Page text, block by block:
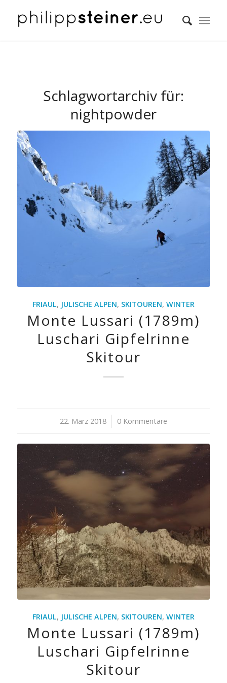
Schlagwortarchiv für:
nightpowder
FRIAUL, JULISCHE ALPEN, SKITOUREN, WINTER
Monte Lussari (1789m)
Luschari Gipfelrinne
Skitour
22. März 2018
/ 0 Kommentare
FRIAUL, JULISCHE ALPEN, SKITOUREN, WINTER
Monte Lussari (1789m)
Luschari Gipfelrinne
Skitour